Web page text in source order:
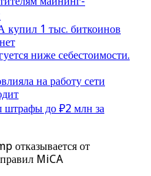
1 тыс. биткоинов
ниже себестоимости.
на работу сети
штрафы до ₽2 млн за
отказывается от
MiCA